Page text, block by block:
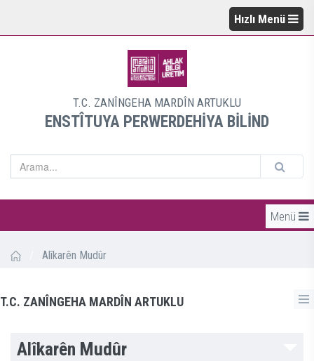
Hızlı Menü
T.C. ZANÎNGEHA MARDÎN ARTUKLU
ENSTÎTUYA PERWERDEHİYA BİLİND
Menü
Alîkarên Mudûr
T.C. ZANÎNGEHA MARDÎN ARTUKLU
Alîkarên Mudûr